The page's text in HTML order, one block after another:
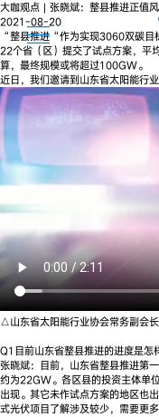
大咖观点 | 张晓斌：整县推进正值
2021-08-20
“整县推进“作为实现3060双碳目
22个省（区）提交了试点方案，平
算，最终规模或将超过100GW。
近日，我们邀请到山东省太阳能行
△山东省太阳能行业协会常务副会
Q1目前山东省整县推进的进度是怎
张晓斌：目前，山东省整县推进第
约为22GW。各区县的投资主体单
出现。其它未作试点方案的地区也
式光伏项目了解涉及较少，需要更